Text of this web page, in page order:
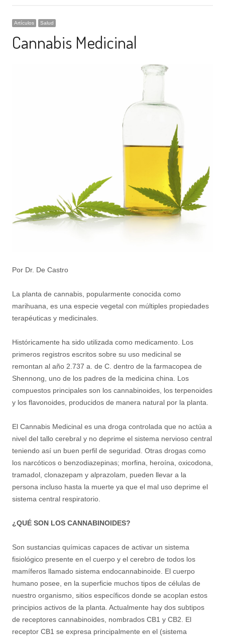
Artículos Salud
Cannabis Medicinal
Por Dr. De Castro
La planta de cannabis, popularmente conocida como
marihuana, es una especie vegetal con múltiples propiedades
terapéuticas y medicinales.
Históricamente ha sido utilizada como medicamento. Los
primeros registros escritos sobre su uso medicinal se
remontan al año 2.737 a. de C. dentro de la farmacopea de
Shennong, uno de los padres de la medicina china. Los
compuestos principales son los cannabinoides, los terpenoides
y los flavonoides, producidos de manera natural por la planta.
El Cannabis Medicinal es una droga controlada que no actúa a
nivel del tallo cerebral y no deprime el sistema nervioso central
teniendo así un buen perfil de seguridad. Otras drogas como
los narcóticos o benzodiazepinas; morfina, heroína, oxicodona,
tramadol, clonazepam y alprazolam, pueden llevar a la
persona incluso hasta la muerte ya que el mal uso deprime el
sistema central respiratorio.
¿QUÉ SON LOS CANNABINOIDES?
Son sustancias químicas capaces de activar un sistema
fisiológico presente en el cuerpo y el cerebro de todos los
mamíferos llamado sistema endocannabinoide. El cuerpo
humano posee, en la superficie muchos tipos de células de
nuestro organismo, sitios específicos donde se acoplan estos
principios activos de la planta. Actualmente hay dos subtipos
de receptores cannabinoides, nombrados CB1 y CB2. El
receptor CB1 se expresa principalmente en el (sistema